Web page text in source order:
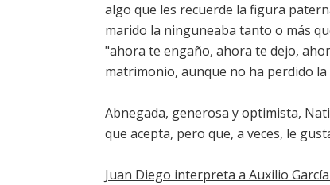
algo que les recuerde la figura
marido la ninguneaba tanto o más
"ahora te engaño, ahora te dejo,
matrimonio, aunque no ha perdido
Abnegada, generosa y optimista,
que acepta, pero que, a veces, le
Juan Diego interpreta a Auxilio